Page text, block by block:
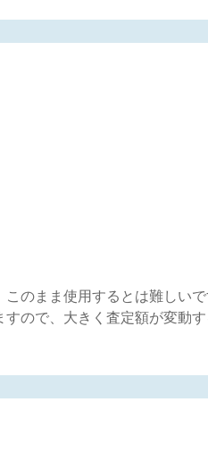
のまま使用するとは難しいで
ので、大きく査定額が変動